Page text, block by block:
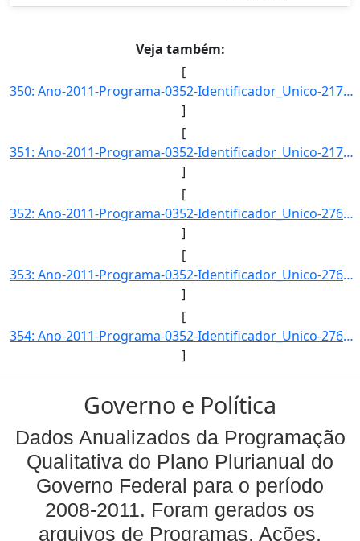
Veja também:
[
350: Ano-2011-Programa-0352-Identificador_Unico-2171-Descricao-Margem_de_Disponibilidade_de_Milho-Unidade]
]
[
351: Ano-2011-Programa-0352-Identificador_Unico-2172-Descricao-Margem_de_Disponibilidade_de_Trigo-Unidade]
]
[
352: Ano-2011-Programa-0352-Identificador_Unico-2760-Descricao-Volume_de_Recursos_Aplicados_no_Apoio_a_Co]
]
[
353: Ano-2011-Programa-0352-Identificador_Unico-2761-Descricao-Numero_de_Produtores_Rurais_Atendidos_pelo]
]
[
354: Ano-2011-Programa-0352-Identificador_Unico-2762-Descricao-Volume_de_Recursos_Aplicados_no_Apoio_a_Pr]
]
Governo e Política
Dados Anualizados da Programação
Qualitativa do Plano Plurianual do
Governo Federal para o período
2008-2011. Foram gerados os
arquivos de Programas, Ações,